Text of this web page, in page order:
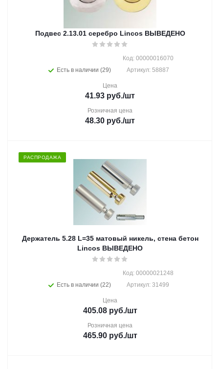
Подвес 2.13.01 серебро Lincos ВЫВЕДЕНО
Есть в наличии (29)
Код: 00000016070
Артикул: 58887
Цена
41.93 руб./шт
Розничная цена
48.30 руб./шт
РАСПРОДАЖА
Держатель 5.28 L=35 матовый никель, стена бетон
Lincos ВЫВЕДЕНО
Есть в наличии (22)
Код: 00000021248
Артикул: 31499
Цена
405.08руб./шт
Розничная цена
465.90руб./шт